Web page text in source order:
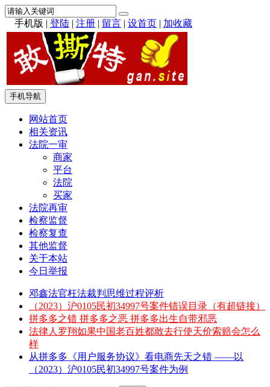
手机版 | 登陆 | 注册 | 留言 | 设首页 | 加收藏
手机导航
网站首页
相关资讯
法院一审
商家
平台
法院
买家
法院再审
检察监督
检察复查
其他监督
关于本站
今日举报
邓鑫法官枉法裁判思维过程评析
（2023）沪0105民初34997号案件错误目录（有超链接）
拼多多之错 拼多多之恶 拼多多出生自带邪恶
法律人罗翔如果中国老百姓都敢去行使天价索赔会怎么
样
从拼多多《用户服务协议》看电商先天之错 ——以
（2023）沪0105民初34997号案件为例